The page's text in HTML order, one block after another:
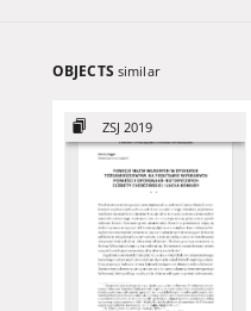
OBJECTS similar
ZSJ 2019